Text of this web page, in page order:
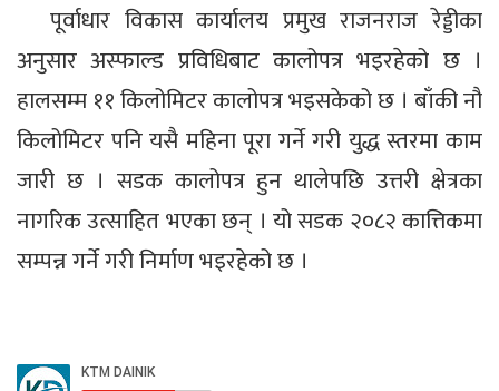
पूर्वाधार विकास कार्यालय प्रमुख राजनराज रेड्डीका
अनुसार अस्फाल्ड प्रविधिबाट कालोपत्र भइरहेको छ ।
हालसम्म ११ किलोमिटर कालोपत्र भइसकेको छ । बाँकी नौ
किलोमिटर पनि यसै महिना पूरा गर्ने गरी युद्ध स्तरमा काम
जारी छ । सडक कालोपत्र हुन थालेपछि उत्तरी क्षेत्रका
नागरिक उत्साहित भएका छन् । यो सडक २०८२ कात्तिकमा
सम्पन्न गर्ने गरी निर्माण भइरहेको छ ।